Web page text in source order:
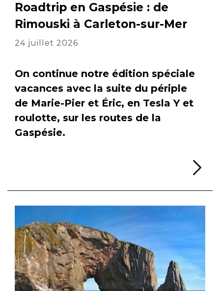
Roadtrip en Gaspésie : de
Rimouski à Carleton-sur-Mer
24 juillet 2026
On continue notre édition spéciale
vacances avec la suite du périple
de Marie-Pier et Éric, en Tesla Y et
roulotte, sur les routes de la
Gaspésie.